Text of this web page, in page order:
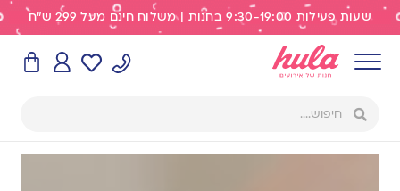
שעות פעילות 9:30-19:00 בחנות | משלוח חינם מעל 299 ש"ח